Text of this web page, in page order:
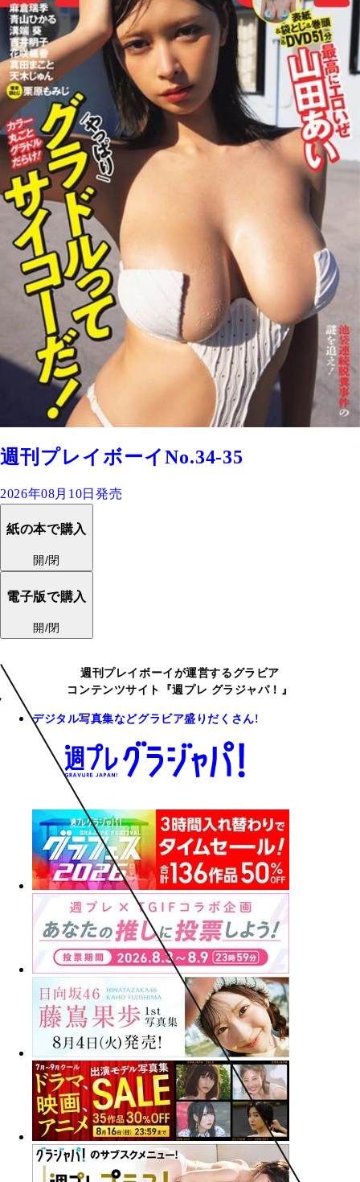
週刊プレイボーイNo.34-35
2026年08月10日発売
紙の本で購入
開/閉
電子版で購入
開/閉
週刊プレイボーイが運営するグラビア
コンテンツサイト『週プレ グラジャパ！』
デジタル写真集などグラビア盛りだくさん!